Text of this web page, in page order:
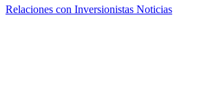
Relaciones con Inversionistas Noticias